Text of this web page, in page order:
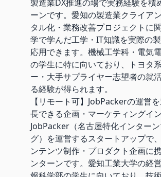
製造業DX推進の場で実務経験を積
ーンです。愛知の製造業クライア
タル化・業務改善プロジェクトに
学で学んだ工学・IT知識を実際の
応用できます。機械工学科・電気
の学生に特に向いており、トヨタ
ー・大手サプライヤー志望者の就
る経験が得られます。
【リモート可】JobPackerの運営
長できる企画・マーケティングイ
JobPacker（名古屋特化インター
グ）を運営するスタートアップで
ンテンツ制作・プロダクト企画に
ンターンです。愛知工業大学の経